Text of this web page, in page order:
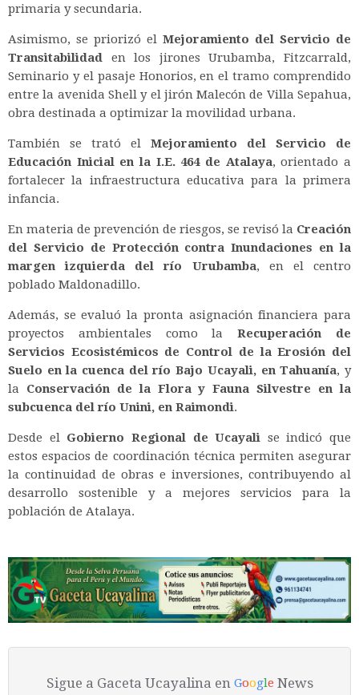
primaria y secundaria.
Asimismo, se priorizó el Mejoramiento del Servicio de
Transitabilidad en los jirones Urubamba, Fitzcarrald,
Seminario y el pasaje Honorios, en el tramo comprendido
entre la avenida Shell y el jirón Malecón de Villa Sepahua,
obra destinada a optimizar la movilidad urbana.
También se trató el Mejoramiento del Servicio de
Educación Inicial en la I.E. 464 de Atalaya, orientado a
fortalecer la infraestructura educativa para la primera
infancia.
En materia de prevención de riesgos, se revisó la Creación
del Servicio de Protección contra Inundaciones en la
margen izquierda del río Urubamba, en el centro
poblado Maldonadillo.
Además, se evaluó la pronta asignación financiera para
proyectos ambientales como laRecuperación de
Servicios Ecosistémicos de Control de la Erosión del
Suelo en la cuenca del río Bajo Ucayali, en Tahuanía, y
la Conservación de la Flora y Fauna Silvestre en la
subcuenca del río Unini, en Raimondi.
Desde el Gobierno Regional de Ucayali se indicó que
estos espacios de coordinación técnica permiten asegurar
la continuidad de obras e inversiones, contribuyendo al
desarrollo sostenible y a mejores servicios para la
población de Atalaya.
Sigue a Gaceta Ucayalina en Google News